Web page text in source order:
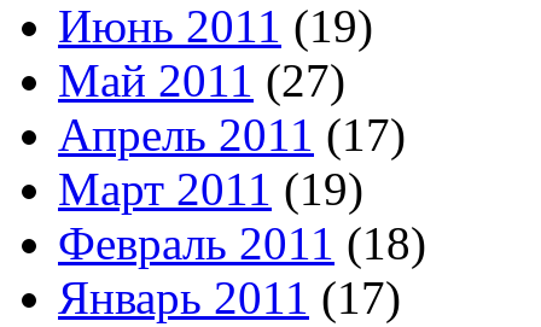
Июнь 2011 (19)
Май 2011 (27)
Апрель 2011 (17)
Март 2011 (19)
Февраль 2011 (18)
Январь 2011 (17)